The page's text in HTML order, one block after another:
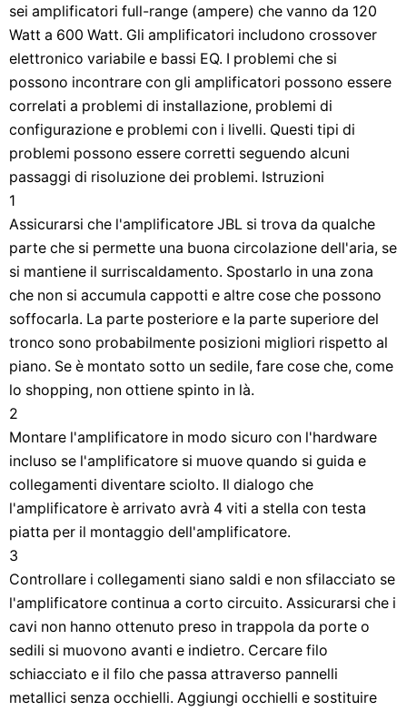
sei amplificatori full-range (ampere) che vanno da 120
Watt a 600 Watt. Gli amplificatori includono crossover
elettronico variabile e bassi EQ. I problemi che si
possono incontrare con gli amplificatori possono essere
correlati a problemi di installazione, problemi di
configurazione e problemi con i livelli. Questi tipi di
problemi possono essere corretti seguendo alcuni
passaggi di risoluzione dei problemi. Istruzioni
1
Assicurarsi che l'amplificatore JBL si trova da qualche
parte che si permette una buona circolazione dell'aria, se
si mantiene il surriscaldamento. Spostarlo in una zona
che non si accumula cappotti e altre cose che possono
soffocarla. La parte posteriore e la parte superiore del
tronco sono probabilmente posizioni migliori rispetto al
piano. Se è montato sotto un sedile, fare cose che, come
lo shopping, non ottiene spinto in là.
2
Montare l'amplificatore in modo sicuro con l'hardware
incluso se l'amplificatore si muove quando si guida e
collegamenti diventare sciolto. Il dialogo che
l'amplificatore è arrivato avrà 4 viti a stella con testa
piatta per il montaggio dell'amplificatore.
3
Controllare i collegamenti siano saldi e non sfilacciato se
l'amplificatore continua a corto circuito. Assicurarsi che i
cavi non hanno ottenuto preso in trappola da porte o
sedili si muovono avanti e indietro. Cercare filo
schiacciato e il filo che passa attraverso pannelli
metallici senza occhielli. Aggiungi occhielli e sostituire